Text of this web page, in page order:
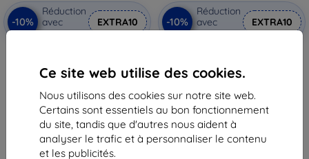
Ce site web utilise des cookies.
Nous utilisons des cookies sur notre site web.
Certains sont essentiels au bon fonctionnement
du site, tandis que d'autres nous aident à
analyser le trafic et à personnaliser le contenu
et les publicités.
-10%
Réduction
avec
coupon
EXTRA10
protection
10,72 €
En stock > 5 pièces
-10%
Réduction
avec
coupon
EXTRA10
11,90 €
10,72 €
En stock 1 pièces